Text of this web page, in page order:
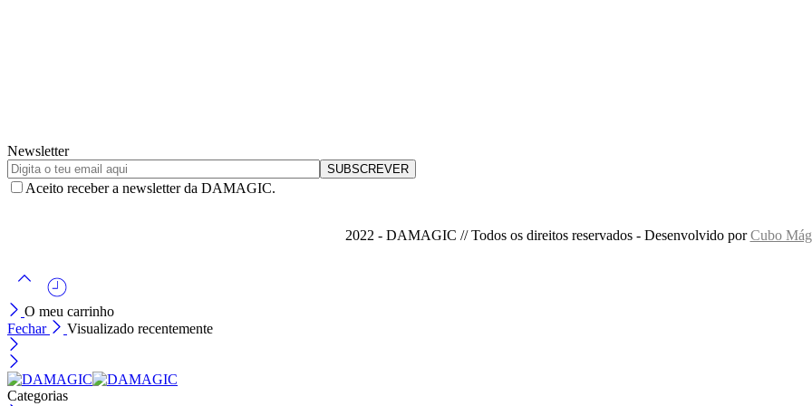
Newsletter
Aceito receber a newsletter da DAMAGIC.
2022 - DAMAGIC // Todos os direitos reservados - Desenvolvido porCubo
O meu carrinho
Fechar
Visualizado recentemente
Categorias